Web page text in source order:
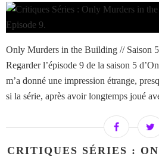
Only Murders in the Building // Saison
Regarder l’épisode 9 de la saison 5
m’a donné une impression étrange,
si la série, après avoir longtemps joué
CRITIQUES SÉRIES :